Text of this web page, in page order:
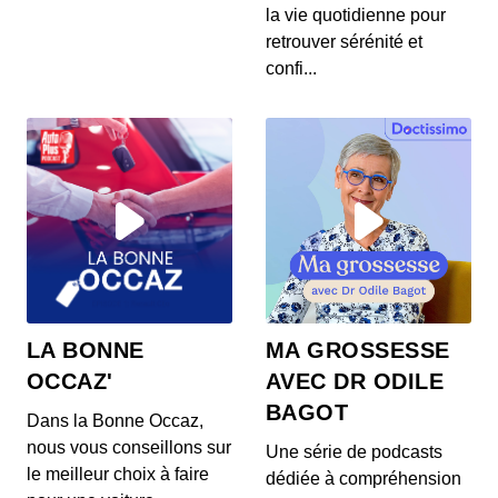
S12E145: L'actu auto du 24 juillet 2020
00:03:37 - IL Y A 6 ANS
Les prix de la Mercedes Classe E restylée, la
S12E144: L'actu auto du 23 juillet 2020
00:03:39 - IL Y A 6 ANS
L’Aston Martin Vanquish 25 par Ian Callum entre
en production. Quel est ce modèle ? On v...
S12E143: L'actu auto du 22 juillet 2020
00:03:25 - IL Y A 6 ANS
1400 ch dans un SUV 100% électrique ? C’est la
nouvelle trouvaille de Ford ! On vos prés...
S12E141: L'actu auto du 21 juillet 2020
00:03:26 - IL Y A 6 ANS
Au menu de ce mardi 21 juillet : des Renault Zoe
la vie quotidienne pour
retrouver sérénité et
confi...
LA BONNE
OCCAZ'
Dans la Bonne Occaz,
nous vous conseillons sur
le meilleur choix à faire
MA GROSSESSE
AVEC DR ODILE
BAGOT
Une série de podcasts
dédiée à compréhension